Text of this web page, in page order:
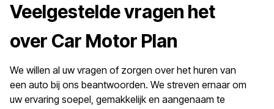
Veelgestelde vragen het
over Car Motor Plan
We willen al uw vragen of zorgen over het huren van
een auto bij ons beantwoorden. We streven ernaar om
uw ervaring soepel, gemakkelijk en aangenaam te